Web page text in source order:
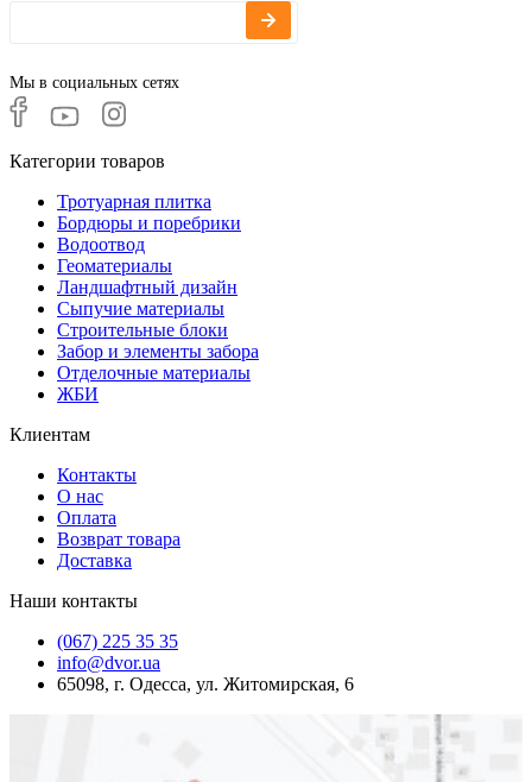
Мы в социальных сетях
Категории товаров
Тротуарная плитка
Бордюры и поребрики
Водоотвод
Геоматериалы
Ландшафтный дизайн
Сыпучие материалы
Строительные блоки
Забор и элементы забора
Отделочные материалы
ЖБИ
Клиентам
Контакты
О нас
Оплата
Возврат товара
Доставка
Наши контакты
(067) 225 35 35
info@dvor.ua
65098, г. Одесса, ул. Житомирская, 6